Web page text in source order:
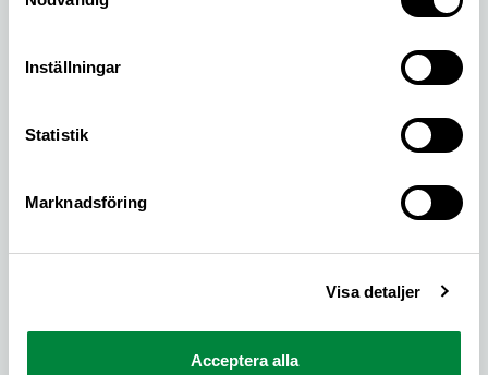
Inställningar
Statistik
Marknadsföring
Visa detaljer
Acceptera alla
Dubbdäck & friktionsdäck